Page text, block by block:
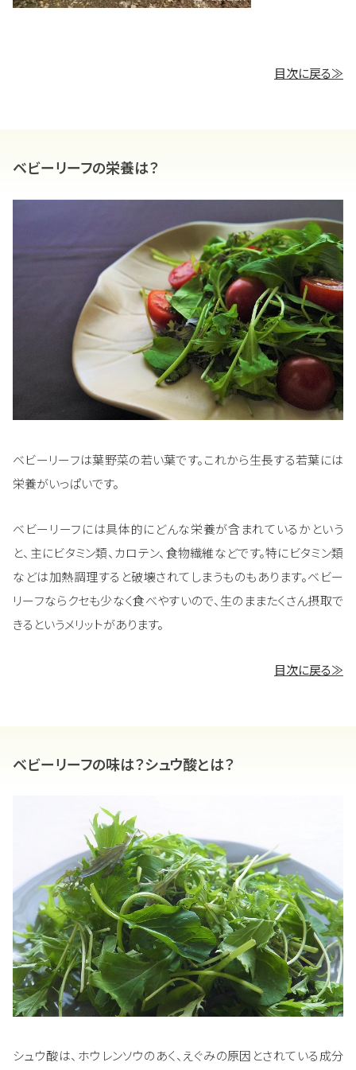
目次に戻る≫
ベビーリーフの栄養は？
ベビーリーフは葉野菜の若い葉です。これから生長する若葉には
栄養がいっぱいです。
ベビーリーフには具体的にどんな栄養が含まれているかという
と、主にビタミン類、カロテン、食物繊維などです。特にビタミン類
などは加熱調理すると破壊されてしまうものもあります。ベビー
リーフならクセも少なく食べやすいので、生のままたくさん摂取で
きるというメリットがあります。
目次に戻る≫
ベビーリーフの味は？シュウ酸とは？
シュウ酸は、ホウレンソウのあく、えぐみの原因とされている成分